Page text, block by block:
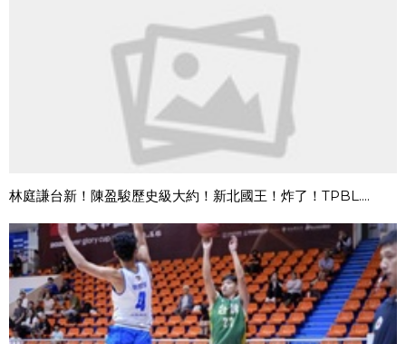
林庭謙台新！陳盈駿歷史級大約！新北國王！炸了！TPBL....